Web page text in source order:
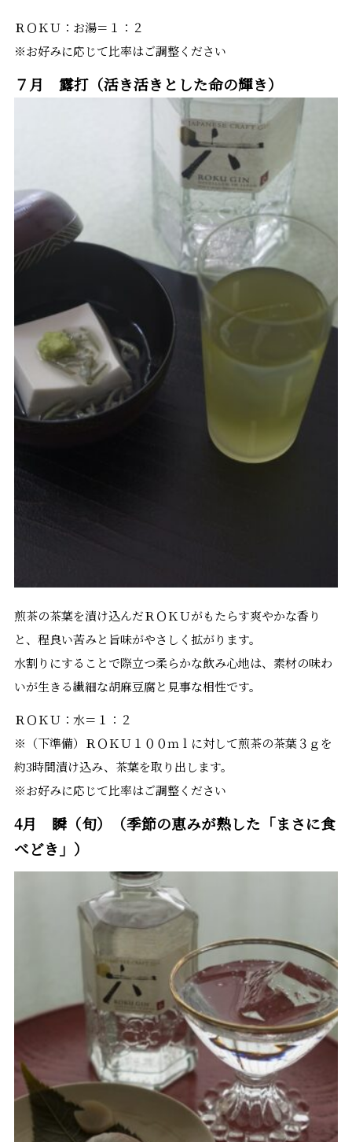
ＲＯＫＵ：お湯＝１：２
※お好みに応じて比率はご調整ください
７月 露打（活き活きとした命の輝き）
煎茶の茶葉を漬け込んだＲＯＫＵがもたらす爽やかな香り
と、程良い苦みと旨味がやさしく拡がります。
水割りにすることで際立つ柔らかな飲み心地は、素材の味わ
いが生きる繊細な胡麻豆腐と見事な相性です。
ＲＯＫＵ：水＝１：２
※（下準備）ＲＯＫＵ１００ｍｌに対して煎茶の茶葉３ｇを
約3時間漬け込み、茶葉を取り出します。
※お好みに応じて比率はご調整ください
4月 瞬（旬）（季節の恵みが熟した「まさに食
べどき」）